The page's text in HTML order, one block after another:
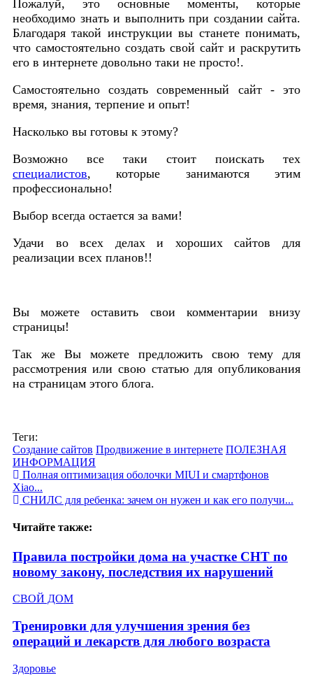
Пожалуй, это основные моменты, которые
необходимо знать и выполнить при создании сайта.
Благодаря такой инструкции вы станете понимать,
что самостоятельно создать свой сайт и раскрутить
его в интернете довольно таки не просто!.
Самостоятельно создать современный сайт - это
время, знания, терпение и опыт!
Насколько вы готовы к этому?
Возможно все таки стоит поискать тех
специалистов, которые занимаются этим
профессионально!
Выбор всегда остается за вами!
Удачи во всех делах и хороших сайтов для
реализации всех планов!!
Вы можете оставить свои комментарии внизу
страницы!
Так же Вы можете предложить свою тему для
рассмотрения или свою статью для опубликования
на страницам этого блога.
Теги:
Создание сайтов Продвижение в интернете ПОЛЕЗНАЯ
ИНФОРМАЦИЯ
Полная оптимизация оболочки MIUI и смартфонов
Xiao...
СНИЛС для ребенка: зачем он нужен и как его получи...
Читайте также:
Правила постройки дома на участке СНТ по
новому закону, последствия их нарушений
СВОЙ ДОМ
Тренировки для улучшения зрения без
операций и лекарств для любого возраста
Здоровье